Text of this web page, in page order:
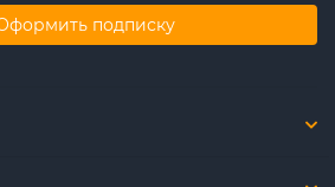
подписку